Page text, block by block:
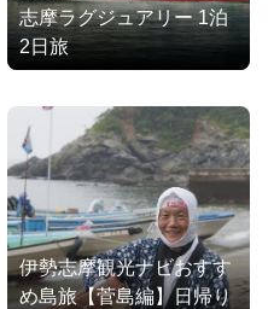
志摩ラグジュアリー 1泊
2日旅
伊勢志摩観光ナビおすす
め島旅【菅島編】日帰り